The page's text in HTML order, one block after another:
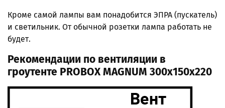
Кроме самой лампы вам понадобится ЭПРА (пускатель)
и светильник. От обычной розетки лампа работать не
будет.
Рекомендации по вентиляции в
гроутенте PROBOX MAGNUM 300x150х220